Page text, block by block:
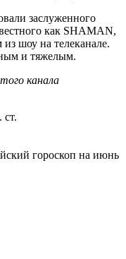
заслуженного
как SHAMAN,
шоу на телеканале.
и тяжелым.
канала
гороскоп на июнь